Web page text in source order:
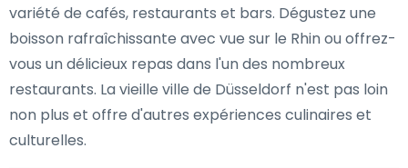
variété de cafés, restaurants et bars. Dégustez une
boisson rafraîchissante avec vue sur le Rhin ou offrez-
vous un délicieux repas dans l'un des nombreux
restaurants. La vieille ville de Düsseldorf n'est pas loin
non plus et offre d'autres expériences culinaires et
culturelles.